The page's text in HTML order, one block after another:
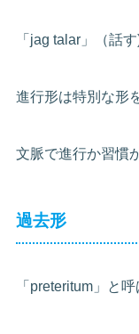
「jag talar」（話
進行形は特別な形
文脈で進行か習慣
過去形
「preteritum」と呼